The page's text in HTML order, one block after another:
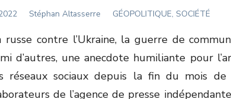
Author
Stéphan Altasserre GÉOPOLITIQUE, SOCIÉTÉ
russe contre l’Ukraine, la guerre de
d’autres, une anecdote humiliante pour
réseaux sociaux depuis la fin du mois de
de l’agence de presse